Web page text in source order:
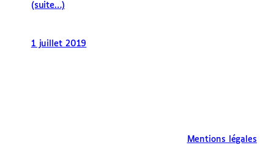
(suite…)
1 juillet 2019
Mentions légales